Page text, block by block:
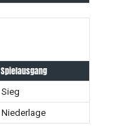
Spielausgang
Sieg
Niederlage